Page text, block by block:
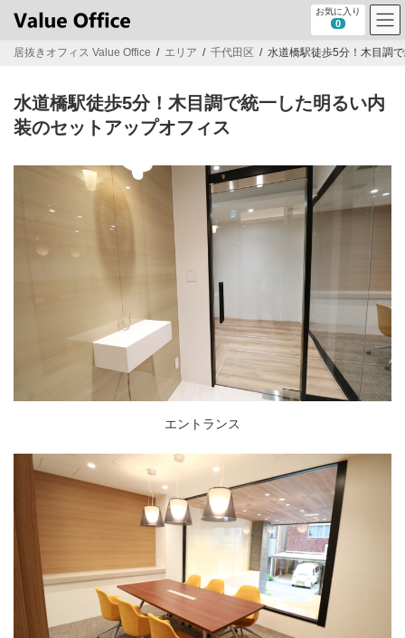
お気に入り
0
居抜きオフィス Value Office エリア 千代田区 水道橋駅徒歩5分！木目調
水道橋駅徒歩5分！木目調で統一した明るい内
装のセットアップオフィス
エントランス